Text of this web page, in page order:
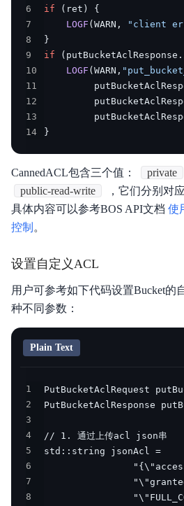
6
if ( ret )
{
7
LOGF (WARN , "client
8
}
9
if ( putBucketAclResponse .
10
LOGF (WARN ,
11
12
13
14
}
CannedACL包含三个值： private
public-read-write
，它们分别对
具体内容可以参考BOS API文档 使
控制 。
设置自定义ACL
用户可参考如下代码设置Bucket的
种不同参数：
Plain Text
1
2
3
4
5
6
7
8